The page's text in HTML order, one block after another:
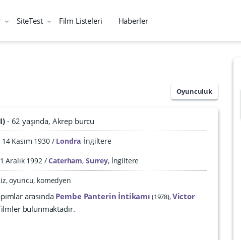
SiteTest Film Listeleri Haberler
Oyunculuk
62 yaşında Akrep burcu
14 Kasım 1930 Londra, İngiltere
Aralık 1992 Caterham, Surrey, İngiltere
oyuncu, komedyen
arasındaPembe Panterin İntikamı 1978 Victor
bulunmaktadır.